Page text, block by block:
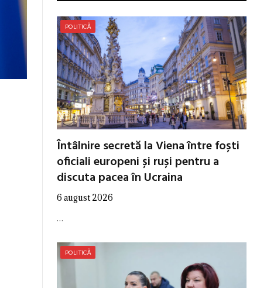
POLITICĂ
Întâlnire secretă la Viena între foști
oficiali europeni și ruși pentru a
discuta pacea în Ucraina
6 august 2026
…
POLITICĂ